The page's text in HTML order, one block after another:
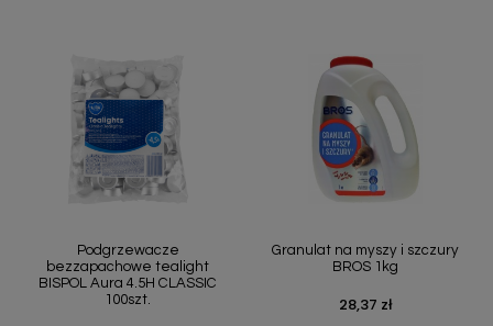
Podgrzewacze
bezzapachowe tealight
BISPOL Aura 4.5H CLASSIC
100szt.
Granulat na myszy i szczury
BROS 1kg
Cena
28,37 zł